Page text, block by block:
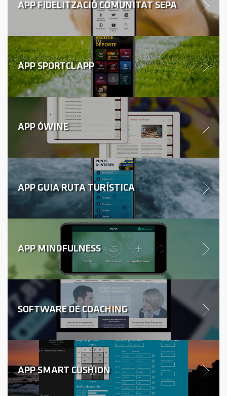
APP FIDELITZACIÓ COMUNITAT SEPA
APP SPORTCLAPP
APP ÓWINE
APP GUIA RUTA TURÍSTICA
APP MINDFULNESS
SOFTWARE DE COACHING
APP SMART CUSHION